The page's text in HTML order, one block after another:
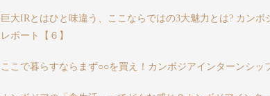
巨大IRとはひと味違う、ここならではの3大魅力とは? カンボ
レポート【６】
ここで暮らすならまず○○を買え！カンボジアインターンシッ